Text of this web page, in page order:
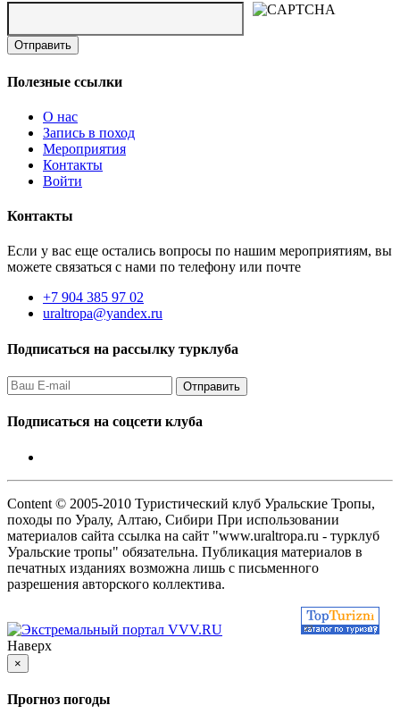
Полезные ссылки
О нас
Запись в поход
Мероприятия
Контакты
Войти
Контакты
Если у вас еще остались вопросы по нашим мероприятиям, вы
можете связаться с нами по телефону или почте
+7 904 385 97 02
uraltropa@yandex.ru
Подписаться на рассылку турклуба
Подписаться на соцсети клуба
Content © 2005-2010 Туристический клуб Уральские Тропы,
походы по Уралу, Алтаю, Сибири При использовании
материалов сайта ссылка на сайт "www.uraltropa.ru - турклуб
Уральские тропы" обязательна. Публикация материалов в
печатных изданиях возможна лишь с письменного
разрешения авторского коллектива.
Наверх
×
Прогноз погоды